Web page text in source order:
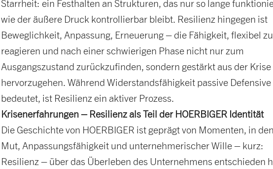
Starrheit: ein Festhalten an Strukturen, das nur so lange
wie der äußere Druck kontrollierbar bleibt. Resilienz hingegen ist
Beweglichkeit, Anpassung, Erneuerung – die Fähigkeit, flexibel zu
reagieren und nach einer schwierigen Phase nicht nur zum
Ausgangszustand zurückzufinden, sondern gestärkt aus der Krise
hervorzugehen. Während Widerstandsfähigkeit passive Defensive
bedeutet, ist Resilienz ein aktiver Prozess.
Krisenerfahrungen – Resilienz als Teil der HOERBIGER Identität
Die Geschichte von HOERBIGER ist geprägt von Momenten, in
Mut, Anpassungsfähigkeit und unternehmerischer Wille – kurz:
Resilienz – über das Überleben des Unternehmens entschieden